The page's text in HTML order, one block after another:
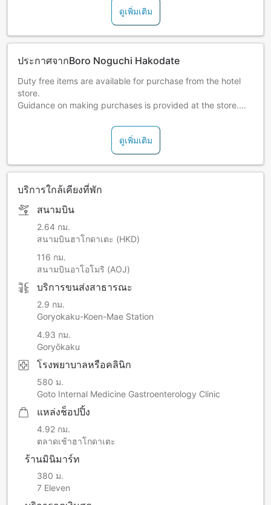
ดูเพิ่มเติม
ประกาศจากBoro Noguchi Hakodate
Duty free items are available for purchase from the hotel
store.
Guidance on making purchases is provided at the store.
A hot spring tax of JPY 150 per person, per
night will be charged at the inn (cannot be charged online).
information.
ดูเพิ่มเติม
บริการใกล้เคียงที่พัก
สนามบิน
2.64 กม.
สนามบินฮาโกดาเตะ (HKD)
116 กม.
สนามบินอาโอโมริ (AOJ)
บริการขนส่งสาธารณะ
2.9 กม.
Goryokaku-Koen-Mae Station
4.93 กม.
Goryōkaku
โรงพยาบาลหรือคลินิก
580 ม.
Goto Internal Medicine Gastroenterology Clinic
แหล่งช็อปปิ้ง
4.92 กม.
ตลาดเช้าฮาโกดาเตะ
ร้านมินิมาร์ท
380 ม.
7 Eleven